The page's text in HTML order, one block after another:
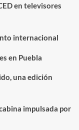
en televisores
internacional
en Puebla
una edición
impulsada por